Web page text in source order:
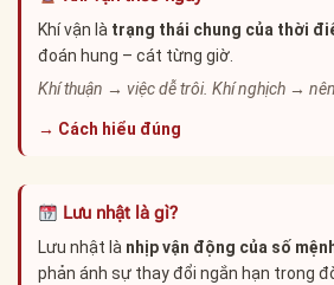
Khí vận là trạng thái chung của thời
đoán hung – cát từng giờ.
Khí thuận → việc dễ trôi. Khí nghịch →
→ Cách hiểu đúng
Lưu nhật là gì?
Lưu nhật là nhịp vận động của số
phản ánh sự thay đổi ngắn hạn trong